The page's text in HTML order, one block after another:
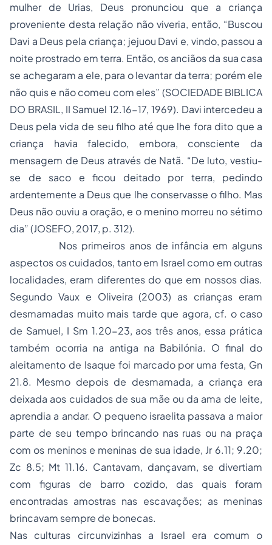
mulher de Urias, Deus pronunciou que a criança
proveniente desta relação não viveria, então, “Buscou
Davi a Deus pela criança; jejuou Davi e, vindo, passou a
noite prostrado em terra. Então, os anciãos da sua casa
se achegaram a ele, para o levantar da terra; porém ele
não quis e não comeu com eles” (SOCIEDADE BIBLICA
DO BRASIL, II Samuel 12.16-17, 1969). Davi intercedeu a
Deus pela vida de seu filho até que lhe fora dito que a
criança havia falecido, embora, consciente da
mensagem de Deus através de Natã. “De luto, vestiu-
se de saco e ficou deitado por terra, pedindo
ardentemente a Deus que lhe conservasse o filho. Mas
Deus não ouviu a oração, e o menino morreu no sétimo
dia” (JOSEFO, 2017, p. 312).
Nos primeiros anos de infância em alguns
aspectos os cuidados, tanto em Israel como em outras
localidades, eram diferentes do que em nossos dias.
Segundo Vaux e Oliveira (2003) as crianças eram
desmamadas muito mais tarde que agora, cf. o caso
de Samuel, I Sm 1.20-23, aos três anos, essa prática
também ocorria na antiga na Babilónia. O final do
aleitamento de Isaque foi marcado por uma festa, Gn
21.8. Mesmo depois de desmamada, a criança era
deixada aos cuidados de sua mãe ou da ama de leite,
aprendia a andar. O pequeno israelita passava a maior
parte de seu tempo brincando nas ruas ou na praça
com os meninos e meninas de sua idade, Jr 6.11; 9.20;
Zc 8.5; Mt 11.16. Cantavam, dançavam, se divertiam
com figuras de barro cozido, das quais foram
encontradas amostras nas escavações; as meninas
brincavam sempre de bonecas.
Nas culturas circunvizinhas a Israel era comum o